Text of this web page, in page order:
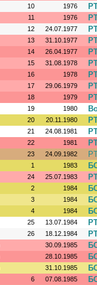
10 1976
11 1976
12 24.07.1977
13 31.10.1977
14 26.04.1977
15 31.08.1978
16 1978
17 29.06.1979
18 1979
19 1980
20 20.11.1980
21 24.08.1981
22 1981
23 24.09.1982
1 1983
24 25.07.1983
2 1984
3 1984
4 1984
25 13.07.1984
26 18.12.1984
30.09.1985
28.10.1985
31.10.1985
6 07.08.1985